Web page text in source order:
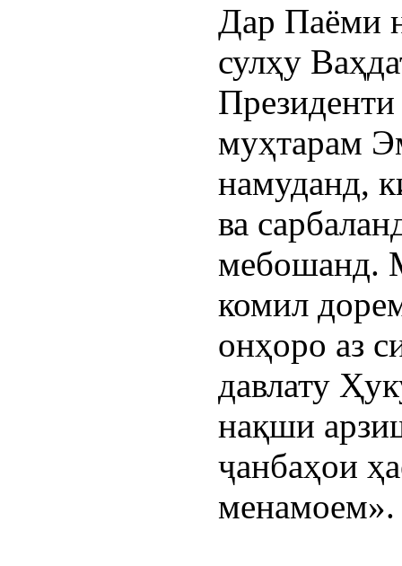
Дар Паёми
сулҳу
муҳтарам
намуданд,
ва
мебошанд.
комил
онҳоро аз
давлату
нақши
ҷанбаҳои
менамоем».